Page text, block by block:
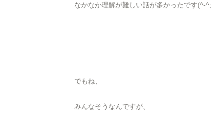
なかなか理解が難しい話が多かったです(^-^;
でもね、
みんなそうなんですが、